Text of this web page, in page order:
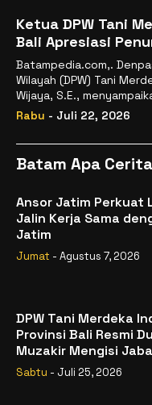
Ketua DPW Tani
Bali Apresiasi
sebagai Kepala
Batampedia.com,.
Wilayah (DPW) Tani
Wijaya, S.E.,
Rabu - Juli 22, 2026
Batam Apa Cerita
Ansor Jatim Perkuat
Jalin Kerja Sama
Jatim
Jumat - Agustus 7, 2026
DPW Tani Merdeka
Provinsi Bali Resmi
Muzakir Mengisi
Menteri Pertanian RI
Sabtu - Juli 25, 2026